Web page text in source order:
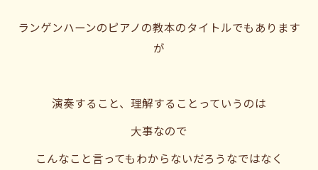
ランゲンハーンのピアノの教本のタイトルでもあります
が
演奏すること、理解することっていうのは
大事なので
こんなこと言ってもわからないだろうなではなく